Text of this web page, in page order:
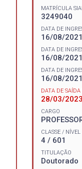
MATRÍCULA
3249040
DATA DE
16/08/2021
DATA DE
16/08/2021
DATA DE
16/08/2021
DATA DE
28/03/2023
CARGO
CLASSE / NÍVEL
4 / 601
TITULAÇÃO
Doutorado